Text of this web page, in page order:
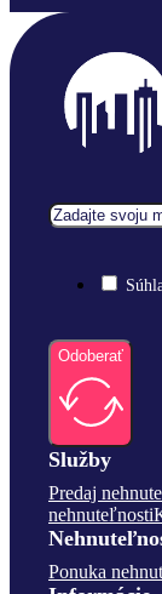
Odoberať
Služby
Predaj
nehnuteľnosti
Ponuka